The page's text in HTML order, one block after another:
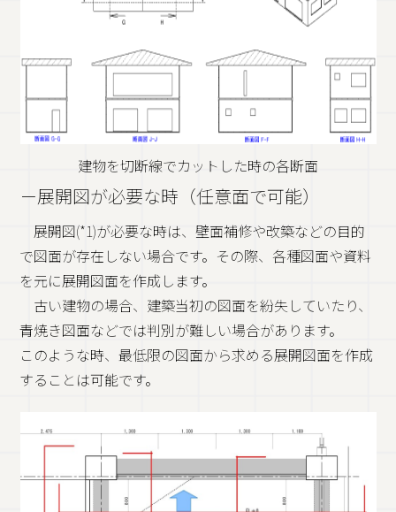
建物を切断線でカットした時の各断面
－展開図が必要な時（任意面で可能）
展開図(*1)が必要な時は、壁面補修や改築などの目的
で図面が存在しない場合です。その際、各種図面や資料
を元に展開図面を作成します。
古い建物の場合、建築当初の図面を紛失していたり、
青焼き図面などでは判別が難しい場合があります。
このような時、最低限の図面から求める展開図面を作成
することは可能です。